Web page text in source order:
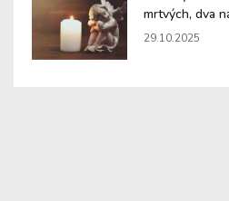
mrtvých, dva
29.10.2025